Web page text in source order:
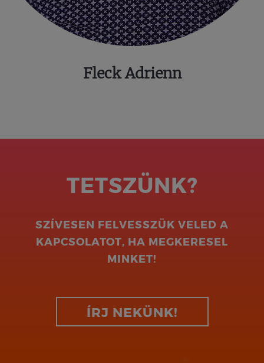
Fleck Adrienn
TETSZÜNK?
SZÍVESEN FELVESSZÜK VELED A
KAPCSOLATOT, HA MEGKERESEL
MINKET!
ÍRJ NEKÜNK!